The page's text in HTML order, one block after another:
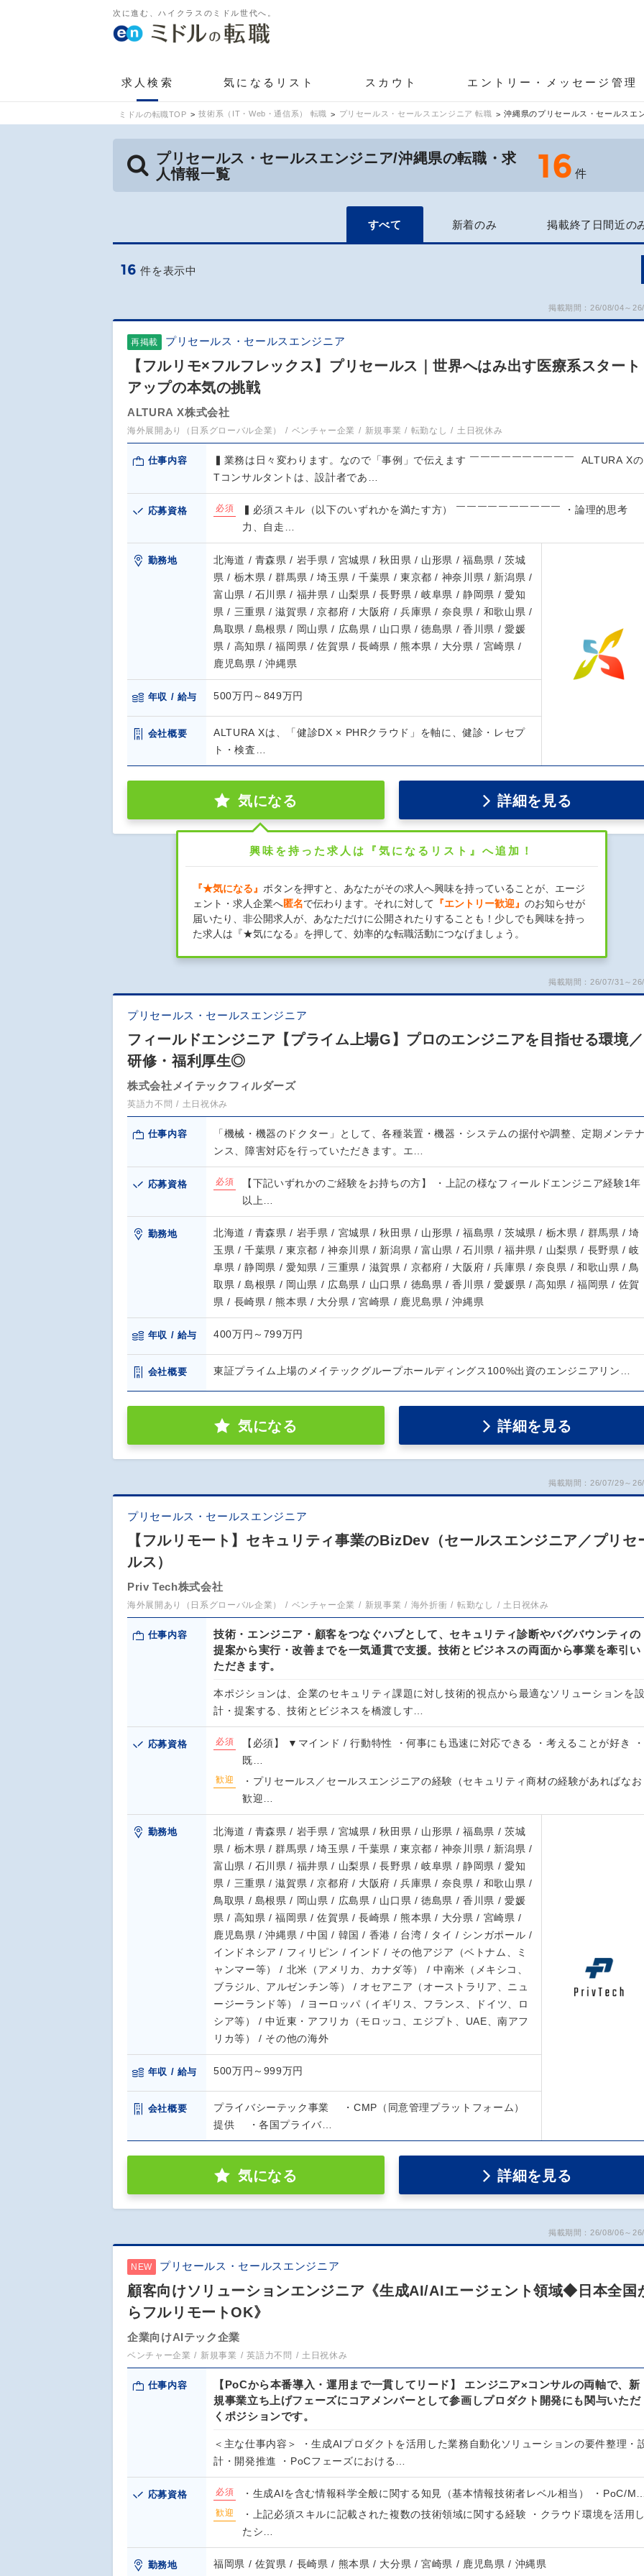
次に進む、ハイクラスのミドル世代へ。
求人検索 気になるリスト スカウト エントリー・メッセージ管理
ミドルの転職TOP 技術系（IT・Web・通信系） 転職 プリセールス・セールスエンジニア 転職 沖縄県のプリセールス・セールスエ
プリセールス・セールスエンジニア/沖縄県の転職・求
人情報一覧
16 件
すべて 新着のみ 掲載終了日間近の
16 件を表示中
掲載期間：26/08/04～
再掲載 プリセールス・セールスエンジニア
【フルリモ×フルフレックス】プリセールス｜世界へはみ出す医療系スタート
アップの本気の挑戦
ALTURA X株式会社
海外展開あり（日系グローバル企業） ベンチャー企業 新規事業 転勤なし 土日祝休み
仕事内容
▍業務は日々変わります。なので「事例」で伝えます ￣￣￣￣￣￣￣￣￣￣ ALTURA X
Tコンサルタントは、設計者であ…
応募資格 必須
▍必須スキル（以下のいずれかを満たす方） ￣￣￣￣￣￣￣￣￣￣ ・論理的思考
力、自走…
勤務地
北海道 / 青森県 / 岩手県 / 宮城県 / 秋田県 / 山形県 / 福島県 / 茨城
県 / 栃木県 / 群馬県 / 埼玉県 / 千葉県 / 東京都 / 神奈川県 / 新潟県 /
富山県 / 石川県 / 福井県 / 山梨県 / 長野県 / 岐阜県 / 静岡県 / 愛知
県 / 三重県 / 滋賀県 / 京都府 / 大阪府 / 兵庫県 / 奈良県 / 和歌山県 /
鳥取県 / 島根県 / 岡山県 / 広島県 / 山口県 / 徳島県 / 香川県 / 愛媛
県 / 高知県 / 福岡県 / 佐賀県 / 長崎県 / 熊本県 / 大分県 / 宮崎県 /
鹿児島県 / 沖縄県
年収 / 給与 500万円～849万円
会社概要
ALTURA Xは、「健診DX × PHRクラウド」を軸に、健診・レセプ
ト・検査…
気になる 詳細を見る
興味を持った求人は『気になるリスト』へ追加！
『★気になる』 ボタンを押すと、あなたがその求人へ興味を持っていることが、エージ
ェント・求人企業へ匿名で伝わります。それに対して 『エントリー歓迎』 のお知らせが
届いたり、非公開求人が、あなただけに公開されたりすることも！少しでも興味を持っ
た求人は『★気になる』を押して、効率的な転職活動につなげましょう。
掲載期間：26/07/31～
プリセールス・セールスエンジニア
フィールドエンジニア【プライム上場G】プロのエンジニアを目指せる環境／
研修・福利厚生◎
株式会社メイテックフィルダーズ
英語力不問 土日祝休み
仕事内容
「機械・機器のドクター」として、各種装置・機器・システムの据付や調整、定期メンテ
ンス、障害対応を行っていただきます。エ…
応募資格 必須
【下記いずれかのご経験をお持ちの方】 ・上記の様なフィールドエンジニア経験1年
以上…
勤務地
北海道 / 青森県 / 岩手県 / 宮城県 / 秋田県 / 山形県 / 福島県 / 茨城県 / 栃木県 / 群馬県 / 埼
玉県 / 千葉県 / 東京都 / 神奈川県 / 新潟県 / 富山県 / 石川県 / 福井県 / 山梨県 / 長野県 / 岐
阜県 / 静岡県 / 愛知県 / 三重県 / 滋賀県 / 京都府 / 大阪府 / 兵庫県 / 奈良県 / 和歌山県 / 鳥
取県 / 島根県 / 岡山県 / 広島県 / 山口県 / 徳島県 / 香川県 / 愛媛県 / 高知県 / 福岡県 / 佐賀
県 / 長崎県 / 熊本県 / 大分県 / 宮崎県 / 鹿児島県 / 沖縄県
年収 / 給与 400万円～799万円
会社概要 東証プライム上場のメイテックグループホールディングス100%出資のエンジニアリン…
気になる 詳細を見る
掲載期間：26/07/29～
プリセールス・セールスエンジニア
【フルリモート】セキュリティ事業のBizDev（セールスエンジニア／プリセ
ルス）
Priv Tech株式会社
海外展開あり（日系グローバル企業） ベンチャー企業 新規事業 海外折衝 転勤なし 土日祝休み
仕事内容
技術・エンジニア・顧客をつなぐハブとして、セキュリティ診断やバグバウンティの
提案から実行・改善までを一気通貫で支援。技術とビジネスの両面から事業を牽引い
ただきます。
本ポジションは、企業のセキュリティ課題に対し技術的視点から最適なソリューションを
計・提案する、技術とビジネスを橋渡しす…
応募資格 必須
【必須】 ▼マインド / 行動特性 ・何事にも迅速に対応できる ・考えることが好き ・
既…
歓迎
・プリセールス／セールスエンジニアの経験（セキュリティ商材の経験があればなお
歓迎…
勤務地
北海道 / 青森県 / 岩手県 / 宮城県 / 秋田県 / 山形県 / 福島県 / 茨城
県 / 栃木県 / 群馬県 / 埼玉県 / 千葉県 / 東京都 / 神奈川県 / 新潟県 /
富山県 / 石川県 / 福井県 / 山梨県 / 長野県 / 岐阜県 / 静岡県 / 愛知
県 / 三重県 / 滋賀県 / 京都府 / 大阪府 / 兵庫県 / 奈良県 / 和歌山県 /
鳥取県 / 島根県 / 岡山県 / 広島県 / 山口県 / 徳島県 / 香川県 / 愛媛
県 / 高知県 / 福岡県 / 佐賀県 / 長崎県 / 熊本県 / 大分県 / 宮崎県 /
鹿児島県 / 沖縄県 / 中国 / 韓国 / 香港 / 台湾 / タイ / シンガポール /
インドネシア / フィリピン / インド / その他アジア（ベトナム、ミ
ャンマー等） / 北米（アメリカ、カナダ等） / 中南米（メキシコ、
ブラジル、アルゼンチン等） / オセアニア（オーストラリア、ニュ
ージーランド等） / ヨーロッパ（イギリス、フランス、ドイツ、ロ
シア等） / 中近東・アフリカ（モロッコ、エジプト、UAE、南アフ
リカ等） / その他の海外
年収 / 給与 500万円～999万円
会社概要
プライバシーテック事業 ・CMP（同意管理プラットフォーム）
提供 ・各国プライバ…
気になる 詳細を見る
掲載期間：26/08/06～
NEW プリセールス・セールスエンジニア
顧客向けソリューションエンジニア《生成AI/AIエージェント領域◆日本全国
らフルリモートOK》
企業向けAIテック企業
ベンチャー企業 新規事業 英語力不問 土日祝休み
仕事内容
【PoCから本番導入・運用まで一貫してリード】 エンジニア×コンサルの両軸で、新
規事業立ち上げフェーズにコアメンバーとして参画しプロダクト開発にも関与いただ
くポジションです。
＜主な仕事内容＞ ・生成AIプロダクトを活用した業務自動化ソリューションの要件整理・
計・開発推進 ・PoCフェーズにおける…
応募資格 必須 ・生成AIを含む情報科学全般に関する知見（基本情報技術者レベル相当） ・PoC/
歓迎
・上記必須スキルに記載された複数の技術領域に関する経験 ・クラウド環境を活用
たシ…
勤務地 福岡県 / 佐賀県 / 長崎県 / 熊本県 / 大分県 / 宮崎県 / 鹿児島県 / 沖縄県